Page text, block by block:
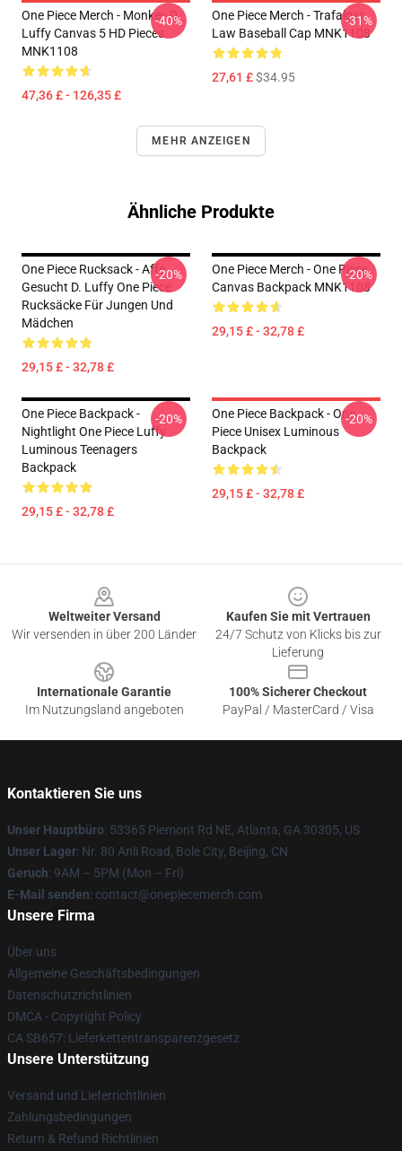
One Piece Merch - Monkey D.
Luffy Canvas 5 HD Pieces
MNK1108
47,36 £ - 126,35 £
-40%
One Piece Merch - Trafalgar
Law Baseball Cap MNK1108
27,61 £$34.95
-31%
MEHR ANZEIGEN
Ähnliche Produkte
One Piece Rucksack - Affe
Gesucht D. Luffy One Piece
Rucksäcke Für Jungen Und
Mädchen
29,15 £ - 32,78 £
-20%
One Piece Merch - One Piece
Canvas Backpack MNK1108
29,15 £ - 32,78 £
-20%
One Piece Backpack -
Nightlight One Piece Luffy
Luminous Teenagers
Backpack
29,15 £ - 32,78 £
-20%
One Piece Backpack - One
Piece Unisex Luminous
Backpack
29,15 £ - 32,78 £
-20%
Weltweiter Versand
Wir versenden in über 200 Länder
Kaufen Sie mit Vertrauen
24/7 Schutz von Klicks bis zur
Lieferung
Internationale Garantie
Im Nutzungsland angeboten
100% Sicherer Checkout
PayPal / MasterCard / Visa
Kontaktieren Sie uns
Unser Hauptbüro: 53365 Piemont Rd NE, Atlanta, GA 30305, US
Unser Lager: Nr. 80 Anli Road, Bole City, Beijing, CN
Geruch: 9AM – 5PM (Mon – Fri)
E-Mail senden: contact@onepiecemerch.com
Unsere Firma
Über uns
Allgemeine Geschäftsbedingungen
Datenschutzrichtlinien
DMCA - Copyright Policy
CA SB657: Lieferkettentransparenzgesetz
Unsere Unterstützung
Versand und Lieferrichtlinien
Zahlungsbedingungen
Return & Refund Richtlinien